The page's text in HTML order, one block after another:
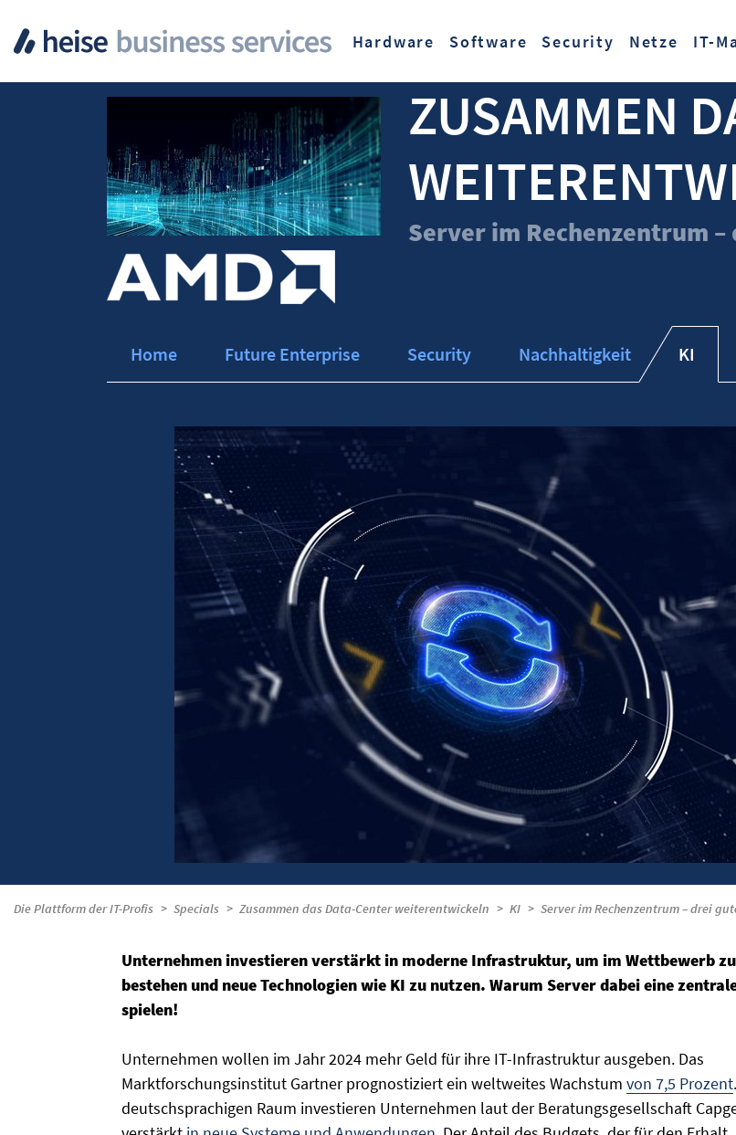
Hardware
Software Security Netze IT-
ZUSAMMEN
Server im Rechenzentrum
Home Future Enterprise Security Nachhaltigkeit KI
Die Plattform der IT-Profis Specials Zusammen das Data-Center weiterentwickeln KI Server im Rechenzentrum – drei
Unternehmen investieren verstärkt in moderne Infrastruktur, um im Wettbewerb zu
bestehen und neue Technologien wie KI zu nutzen. Warum Server dabei eine
spielen!
Unternehmen wollen im Jahr 2024 mehr Geld für ihre IT-Infrastruktur ausgeben. Das
Marktforschungsinstitut Gartner prognostiziert ein weltweites Wachstum von 7,5 Prozent
deutschsprachigen Raum investieren Unternehmen laut der Beratungsgesellschaft